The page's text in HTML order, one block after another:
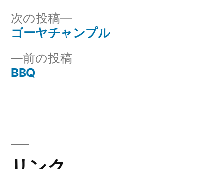
ー:
投
稿
ー
前の投稿
BBQ
次の投稿
次
の
ゴーヤチャンプル